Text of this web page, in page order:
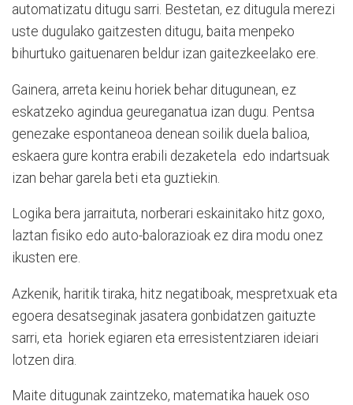
automatizatu ditugu sarri. Bestetan, ez ditugula merezi
uste dugulako gaitzesten ditugu, baita menpeko
bihurtuko gaituenaren beldur izan gaitezkeelako ere.
Gainera, arreta keinu horiek behar ditugunean, ez
eskatzeko agindua geureganatua izan dugu. Pentsa
genezake espontaneoa denean soilik duela balioa,
eskaera gure kontra erabili dezaketela edo indartsuak
izan behar garela beti eta guztiekin.
Logika bera jarraituta, norberari eskainitako hitz goxo,
laztan fisiko edo auto-balorazioak ez dira modu onez
ikusten ere.
Azkenik, haritik tiraka, hitz negatiboak, mespretxuak eta
egoera desatseginak jasatera gonbidatzen gaituzte
sarri, eta horiek egiaren eta erresistentziaren ideiari
lotzen dira.
Maite ditugunak zaintzeko, matematika hauek oso